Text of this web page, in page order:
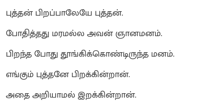
புத்தன் பிறப்பாலேயே புத்தன்.
போதித்தது மரமல்ல அவன் ஞானமனம்.
பிறந்த போது தூங்கிக்கொண்டிருந்த மனம்.
எங்கும் புத்தனே பிறக்கின்றான்.
அதை அறியாமல் இறக்கின்றான்.